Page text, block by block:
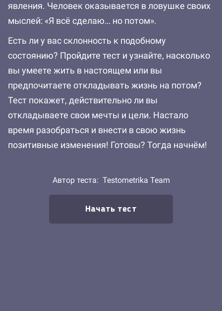
явления. Человек оказывается в ловушке своих
мыслей: «Я всё сделаю… но потом».
Есть ли у вас склонность к подобному
состоянию? Пройдите тест и узнайте, насколько
вы умеете жить в настоящем или вы
предпочитаете откладывать жизнь на потом?
Тест покажет, действительно ли вы
откладываете свои мечты и цели. Настало
время разобраться и внести в свою жизнь
позитивные изменения! Готовы? Тогда начнём!
Автор теста: Testometrika Team
Начать тест